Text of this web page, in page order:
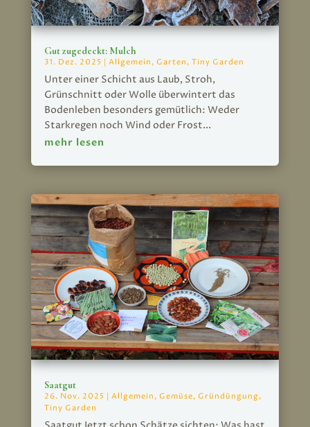
Gut zugedeckt: Mulch
31. Dez. 2025 | Allgemein , Garten , Tiny Garden
Unter einer Schicht aus Laub, Stroh,
Grünschnitt oder Wolle überwintert das
Bodenleben besonders gemütlich: Weder
Starkregen noch Wind oder Frost...
mehr lesen
Saatgut
26. Nov. 2025 | Allgemein , Gemüse, Gründüngung,
Tiny Garden